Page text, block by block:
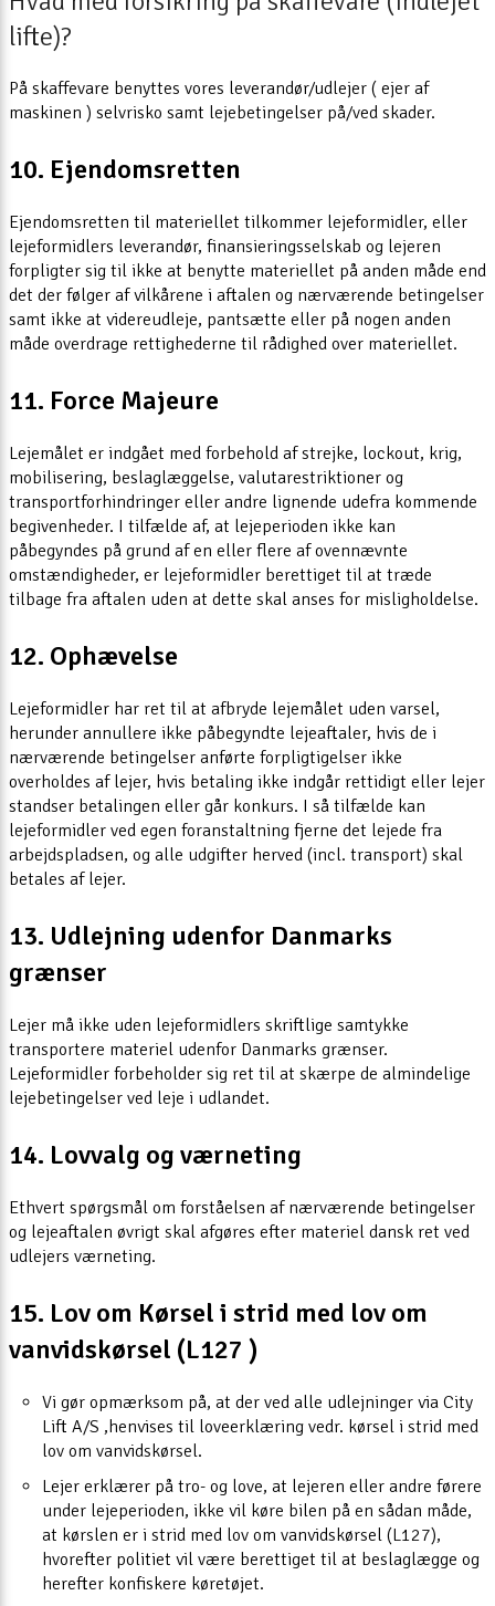
lifte)?
På skaffevare benyttes vores leverandør/udlejer ( ejer af
maskinen ) selvrisko samt lejebetingelser på/ved skader.
10. Ejendomsretten
Ejendomsretten til materiellet tilkommer lejeformidler, eller
lejeformidlers leverandør, finansieringsselskab og lejeren
forpligter sig til ikke at benytte materiellet på anden måde end
det der følger af vilkårene i aftalen og nærværende betingelser
samt ikke at videreudleje, pantsætte eller på nogen anden
måde overdrage rettighederne til rådighed over materiellet.
11. Force Majeure
Lejemålet er indgået med forbehold af strejke, lockout, krig,
mobilisering, beslaglæggelse, valutarestriktioner og
transportforhindringer eller andre lignende udefra kommende
begivenheder. I tilfælde af, at lejeperioden ikke kan
påbegyndes på grund af en eller flere af ovennævnte
omstændigheder, er lejeformidler berettiget til at træde
tilbage fra aftalen uden at dette skal anses for misligholdelse.
12. Ophævelse
Lejeformidler har ret til at afbryde lejemålet uden varsel,
herunder annullere ikke påbegyndte lejeaftaler, hvis de i
nærværende betingelser anførte forpligtigelser ikke
overholdes af lejer, hvis betaling ikke indgår rettidigt eller lejer
standser betalingen eller går konkurs. I så tilfælde kan
lejeformidler ved egen foranstaltning fjerne det lejede fra
arbejdspladsen, og alle udgifter herved (incl. transport) skal
betales af lejer.
13. Udlejning udenfor Danmarks
grænser
Lejer må ikke uden lejeformidlers skriftlige samtykke
transportere materiel udenfor Danmarks grænser.
Lejeformidler forbeholder sig ret til at skærpe de almindelige
lejebetingelser ved leje i udlandet.
14. Lovvalg og værneting
Ethvert spørgsmål om forståelsen af nærværende betingelser
og lejeaftalen øvrigt skal afgøres efter materiel dansk ret ved
udlejers værneting.
15. Lov om Kørsel i strid med lov om
vanvidskørsel (L127 )
Vi gør opmærksom på, at der ved alle udlejninger via City
Lift A/S ,henvises til loveerklæring vedr. kørsel i strid med
lov om vanvidskørsel.
Lejer erklærer på tro- og love, at lejeren eller andre førere
under lejeperioden, ikke vil køre bilen på en sådan måde,
at kørslen er i strid med lov om vanvidskørsel (L127),
hvorefter politiet vil være berettiget til at beslaglægge og
herefter konfiskere køretøjet.